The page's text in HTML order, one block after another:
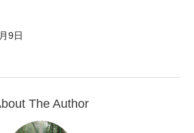
9日
The Author